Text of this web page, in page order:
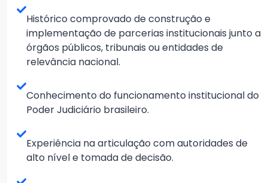
Histórico comprovado de construção e
implementação de parcerias institucionais junto a
órgãos públicos, tribunais ou entidades de
relevância nacional.
Conhecimento do funcionamento institucional do
Poder Judiciário brasileiro.
Experiência na articulação com autoridades de
alto nível e tomada de decisão.